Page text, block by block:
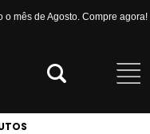
o mês de Agosto. Compre agora!